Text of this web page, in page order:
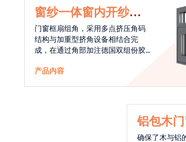
窗纱一体窗内开纱外
开系统
门窗框扇组角，采用多点挤压角码
结构与加重型挤角设备相结合完
成，在通过角部加注德国双组份胶
强度，促使窗使用寿命提升5-10
产品内容
铝包木
确保了木与铝